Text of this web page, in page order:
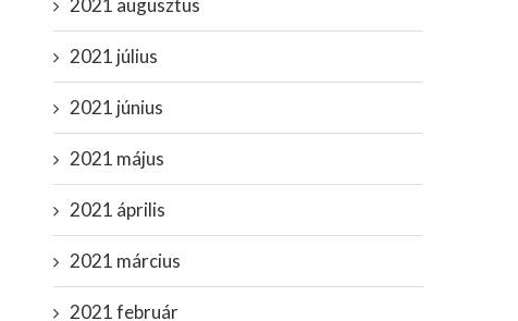
Breaking: Lezuhant az olasz
légierő egyik repülőgépe, egy...
szeptember 17, 2023
Gates-ről: “ez az...
2021 augusztus
2021 július
2021 június
2021 május
2021 április
2021 március
2021 február